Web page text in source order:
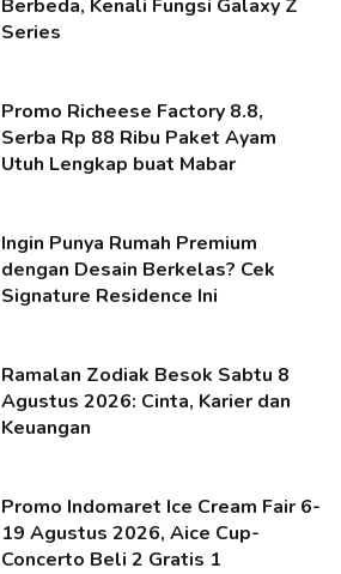
Berbeda, Kenali Fungsi Galaxy Z
Series
Promo Richeese Factory 8.8,
Serba Rp 88 Ribu Paket Ayam
Utuh Lengkap buat Mabar
Ingin Punya Rumah Premium
dengan Desain Berkelas? Cek
Signature Residence Ini
Ramalan Zodiak Besok Sabtu 8
Agustus 2026: Cinta, Karier dan
Keuangan
Promo Indomaret Ice Cream Fair 6-
19 Agustus 2026, Aice Cup-
Concerto Beli 2 Gratis 1